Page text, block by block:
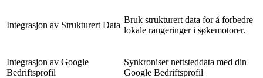
Integrasjon av Strukturert Data
Bruk strukturert data for å forbedre
lokale rangeringer i søkemotorer.
Integrasjon av Google
Bedriftsprofil
Synkroniser nettsteddata med din
Google Bedriftsprofil